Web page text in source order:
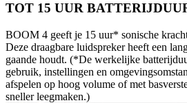
TOT 15 UUR
BOOM 4 geeft je 15 uur* sonische
Deze draagbare luidspreker heeft een
gaande houdt. (*De werkelijke
gebruik, instellingen en
afspelen op hoog volume of met
sneller leegmaken.)